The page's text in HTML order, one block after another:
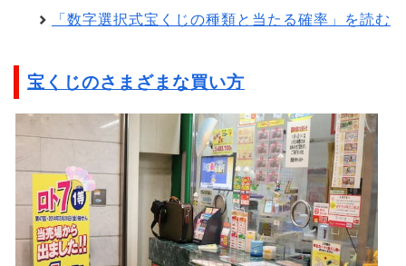
「数字選択式宝くじの種類と当たる確率」を読む
宝くじのさまざまな買い方